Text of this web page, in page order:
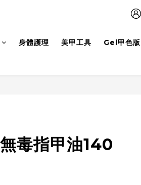
身體護理 美甲工具 Gel甲色版
毒指甲油140